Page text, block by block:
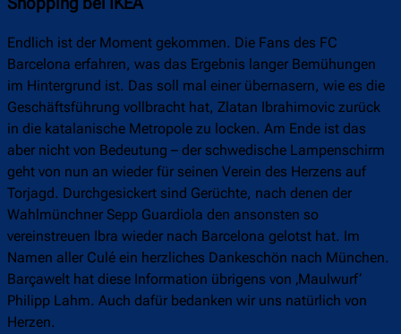
Endlich ist der Moment gekommen. Die Fans des FC
Barcelona erfahren, was das Ergebnis langer Bemühungen
im Hintergrund ist. Das soll mal einer übernasern, wie es die
Geschäftsführung vollbracht hat, Zlatan Ibrahimovic zurück
in die katalanische Metropole zu locken. Am Ende ist das
aber nicht von Bedeutung – der schwedische Lampenschirm
geht von nun an wieder für seinen Verein des Herzens auf
Torjagd. Durchgesickert sind Gerüchte, nach denen der
Wahlmünchner Sepp Guardiola den ansonsten so
vereinstreuen Ibra wieder nach Barcelona gelotst hat. Im
Namen aller Culé ein herzliches Dankeschön nach München.
Barçawelt hat diese Information übrigens von ‚Maulwurf‘
Philipp Lahm. Auch dafür bedanken wir uns natürlich von
Herzen.